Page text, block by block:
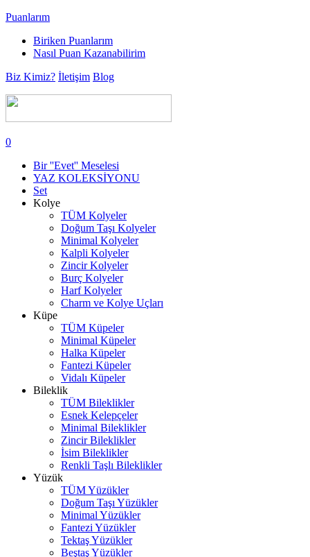
Puanlarım
Biriken Puanlarım
Nasıl Puan Kazanabilirim
Biz Kimiz? İletişim Blog
0
Bir ''Evet'' Meselesi
YAZ KOLEKSİYONU
Set
Kolye
TÜM Kolyeler
Doğum Taşı Kolyeler
Minimal Kolyeler
Kalpli Kolyeler
Zincir Kolyeler
Burç Kolyeler
Harf Kolyeler
Charm ve Kolye Uçları
Küpe
TÜM Küpeler
Minimal Küpeler
Halka Küpeler
Fantezi Küpeler
Vidalı Küpeler
Bileklik
TÜM Bileklikler
Esnek Kelepçeler
Minimal Bileklikler
Zincir Bileklikler
İsim Bileklikler
Renkli Taşlı Bileklikler
Yüzük
TÜM Yüzükler
Doğum Taşı Yüzükler
Minimal Yüzükler
Fantezi Yüzükler
Tektaş Yüzükler
Beştaş Yüzükler